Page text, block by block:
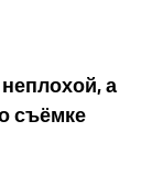
неплохой, а
съёмке